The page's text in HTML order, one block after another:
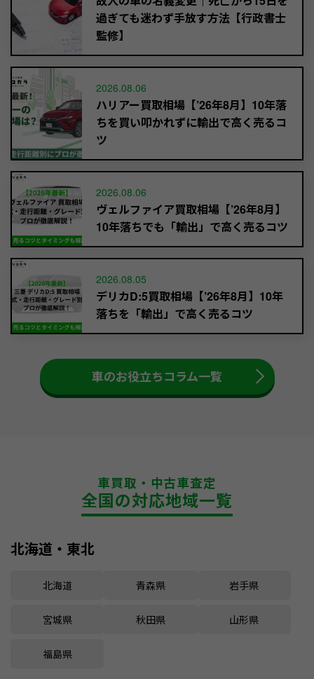
過ぎても迷わず手放す方法【行政書士
監修】
2026.08.06
ハリアー買取相場【’26年8月】10年落
ちを買い叩かれずに輸出で高く売るコ
ツ
2026.08.06
ヴェルファイア買取相場【’26年8月】
10年落ちでも「輸出」で高く売るコツ
2026.08.05
デリカD:5買取相場【’26年8月】10年
落ちを「輸出」で高く売るコツ
車のお役立ちコラム一覧
車買取・中古車査定
全国の対応地域一覧
北海道・東北
北海道 青森県 岩手県
宮城県 秋田県 山形県
福島県